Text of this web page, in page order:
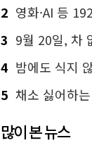
2 영화·AI 등 192개 강좌
3 9월 20일, 차 없는 도심
4 밤에도 식지 않는 더
5 채소 싫어하는 아이도 즐
많이 본 뉴스